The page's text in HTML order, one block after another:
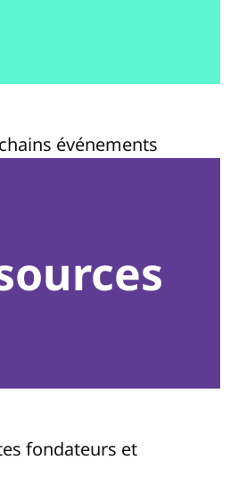
événements
fondateurs et